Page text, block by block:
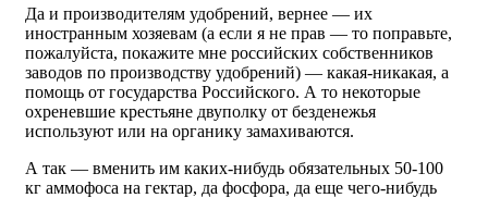
Да и производителям удобрений, вернее — их
иностранным хозяевам (а если я не прав — то поправьте,
пожалуйста, покажите мне российских собственников
заводов по производству удобрений) — какая-никакая, а
помощь от государства Российского. А то некоторые
охреневшие крестьяне двуполку от безденежья
используют или на органику замахиваются.
А так — вменить им каких-нибудь обязательных 50-100
кг аммофоса на гектар, да фосфора, да еще чего-нибудь